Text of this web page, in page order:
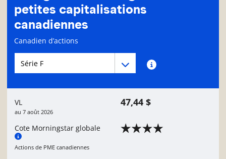
petites capitalisations
canadiennes
Page d'informations sur le fonds
Canadien d’actions
Menu déroulant des séries du Fonds
Menu déroulant des séries du Fonds
VL
au 7 août 2026
47,44 $
Cote Morningstar globale
Actions de PME canadiennes